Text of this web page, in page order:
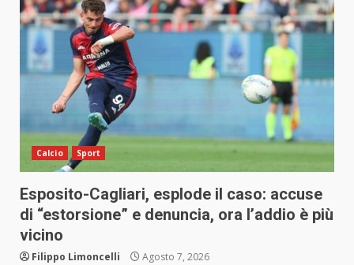
Calcio Sport
Esposito-Cagliari, esplode il caso: accuse
di “estorsione” e denuncia, ora l’addio è più
vicino
Filippo Limoncelli Agosto 7, 2026